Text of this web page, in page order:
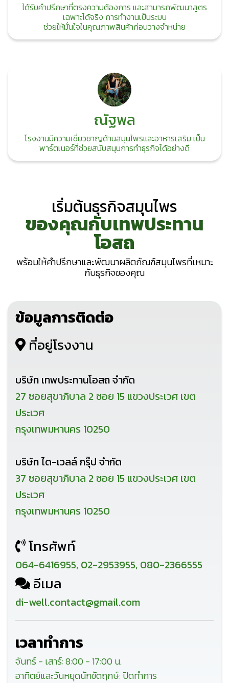
ได้รับคำปรึกษาที่ตรงความต้องการ และสามารถพัฒนาสูตร
เฉพาะได้จริง การทำงานเป็นระบบ
ช่วยให้มั่นใจในคุณภาพสินค้าก่อนวางจำหน่าย
ณัฐพล
โรงงานมีความเชี่ยวชาญด้านสมุนไพรและอาหารเสริม เป็น
พาร์ตเนอร์ที่ช่วยสนับสนุนการทำธุรกิจได้อย่างดี
เริ่มต้นธุรกิจสมุนไพร
ของคุณกับเทพประทาน
โอสถ
พร้อมให้คำปรึกษาและพัฒนาผลิตภัณฑ์สมุนไพรที่เหมาะ
กับธุรกิจของคุณ
ข้อมูลการติดต่อ
ที่อยู่โรงงาน
บริษัท เทพประทานโอสถ จำกัด
27 ซอยสุขาภิบาล 2 ซอย 15 แขวงประเวศ เขต
ประเวศ
กรุงเทพมหานคร 10250
บริษัท ได-เวลล์ กรุ๊ป จำกัด
37 ซอยสุขาภิบาล 2 ซอย 15 แขวงประเวศ เขต
ประเวศ
กรุงเทพมหานคร 10250
โทรศัพท์
064-6416955, 02-2953955, 080-2366555
อีเมล
di-well.contact@gmail.com
เวลาทำการ
จันทร์ - เสาร์: 8:00 - 17:00 น.
อาทิตย์และวันหยุดนักขัตฤกษ์: ปิดทำการ